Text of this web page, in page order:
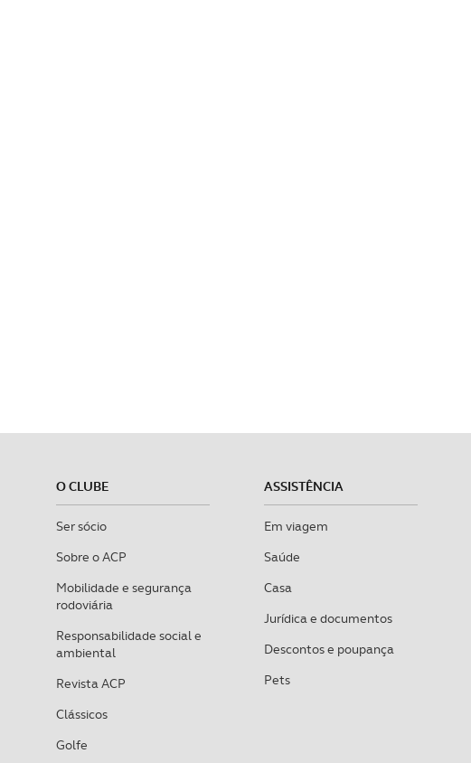
O CLUBE
Ser sócio
Sobre o ACP
Mobilidade e segurança
rodoviária
Responsabilidade social e
ambiental
Revista ACP
Clássicos
Golfe
ASSISTÊNCIA
Em viagem
Saúde
Casa
Jurídica e documentos
Descontos e poupança
Pets